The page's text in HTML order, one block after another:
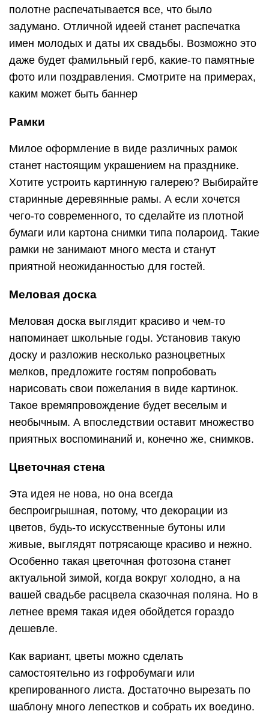
полотне распечатывается все, что было
задумано. Отличной идеей станет распечатка
имен молодых и даты их свадьбы. Возможно это
даже будет фамильный герб, какие-то памятные
фото или поздравления. Смотрите на примерах,
каким может быть баннер
Рамки
Милое оформление в виде различных рамок
станет настоящим украшением на празднике.
Хотите устроить картинную галерею? Выбирайте
старинные деревянные рамы. А если хочется
чего-то современного, то сделайте из плотной
бумаги или картона снимки типа полароид. Такие
рамки не занимают много места и станут
приятной неожиданностью для гостей.
Меловая доска
Меловая доска выглядит красиво и чем-то
напоминает школьные годы. Установив такую
доску и разложив несколько разноцветных
мелков, предложите гостям попробовать
нарисовать свои пожелания в виде картинок.
Такое времяпровождение будет веселым и
необычным. А впоследствии оставит множество
приятных воспоминаний и, конечно же, снимков.
Цветочная стена
Эта идея не нова, но она всегда
беспроигрышная, потому, что декорации из
цветов, будь-то искусственные бутоны или
живые, выглядят потрясающе красиво и нежно.
Особенно такая цветочная фотозона станет
актуальной зимой, когда вокруг холодно, а на
вашей свадьбе расцвела сказочная поляна. Но в
летнее время такая идея обойдется гораздо
дешевле.
Как вариант, цветы можно сделать
самостоятельно из гофробумаги или
крепированного листа. Достаточно вырезать по
шаблону много лепестков и собрать их воедино.